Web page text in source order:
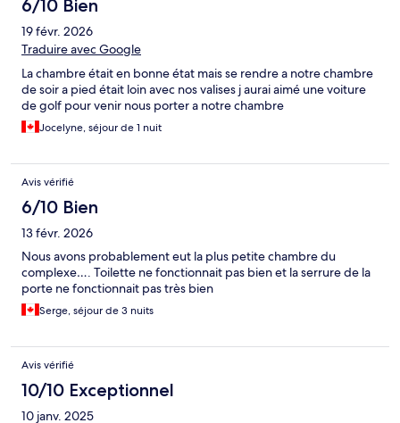
6/10 Bien
19 févr. 2026
Traduire avec Google
La chambre était en bonne état mais se rendre a notre chambre
de soir a pied était loin avec nos valises j aurai aimé une voiture
de golf pour venir nous porter a notre chambre
Jocelyne, séjour de 1 nuit
Avis vérifié
6/10 Bien
13 févr. 2026
Nous avons probablement eut la plus petite chambre du
complexe…. Toilette ne fonctionnait pas bien et la serrure de la
porte ne fonctionnait pas très bien
Serge, séjour de 3 nuits
Avis vérifié
10/10 Exceptionnel
10 janv. 2025